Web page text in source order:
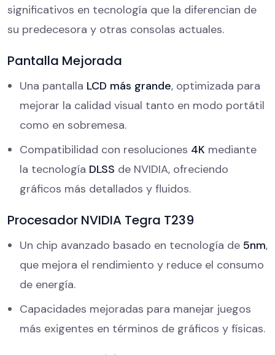
significativos en tecnología que la diferencian de
su predecesora y otras consolas actuales.
Pantalla Mejorada
Una pantalla LCD más grande, optimizada para
mejorar la calidad visual tanto en modo portátil
como en sobremesa.
Compatibilidad con resoluciones 4K mediante
la tecnología DLSS de NVIDIA, ofreciendo
gráficos más detallados y fluidos.
Procesador NVIDIA Tegra T239
Un chip avanzado basado en tecnología de 5nm,
que mejora el rendimiento y reduce el consumo
de energía.
Capacidades mejoradas para manejar juegos
más exigentes en términos de gráficos y físicas.